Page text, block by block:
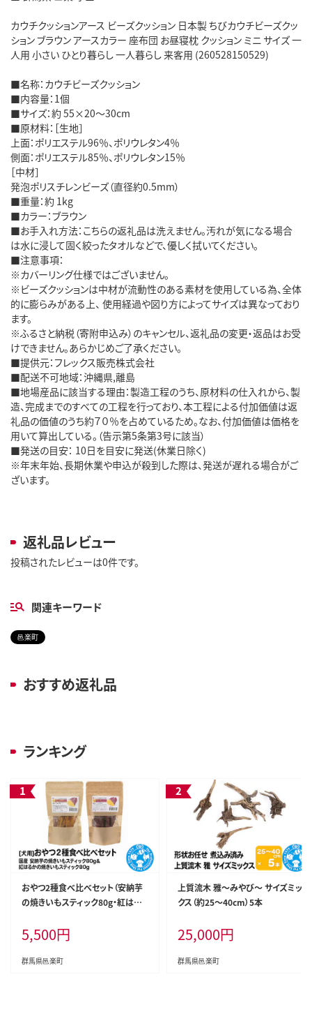
カウチクッションアース ビーズクッション 日本製 ちびカウチビーズクッ
ション ブラウン アースカラー 座布団 お昼寝枕 クッション ミニ サイズ 一
人用 小さい ひとり暮らし 一人暮らし 来客用 (260528150529)
■名称：カウチビーズクッション
■内容量：1個
■サイズ：約 55×20～30cm
■原材料：［生地］
上面：ポリエステル96％、ポリウレタン4％
側面：ポリエステル85％、ポリウレタン15％
［中材］
発泡ポリスチレンビーズ（直径約0.5mm）
■重量：約 1kg
■カラー：ブラウン
■お手入れ方法：こちらの返礼品は洗えません。汚れが気になる場合
は水に浸して固く絞ったタオルなどで、優しく拭いてください。
■注意事項：
※カバーリング仕様ではございません。
※ビーズクッションは中材が流動性のある素材を使用している為、全体
的に膨らみがある上、 使用経過や図り方によってサイズは異なっており
ます。
※ふるさと納税（寄附申込み）のキャンセル、返礼品の変更・返品はお受
けできません。あらかじめご了承ください。
■提供元：フレックス販売株式会社
■配送不可地域：沖縄県,離島
■地場産品に該当する理由：製造工程のうち、原材料の仕入れから、製
造、完成までのすべての工程を行っており、本工程による付加価値は返
礼品の価値のうち約７０％を占めているため。なお、付加価値は価格を
用いて算出している。（告示第5条第3号に該当）
■発送の目安： 10日を目安に発送(休業日除く)
※年末年始、長期休業や申込が殺到した際は、発送が遅れる場合がご
ざいます。
返礼品レビュー
投稿されたレビューは0件です。
関連キーワード
邑楽町
おすすめ返礼品
ランキング
おやつ2種食べ比べセット（安納芋
の焼きいもスティック80g・紅はる
1袋
5,500円
群馬県邑楽町
上質流木 雅～みやび～ サイズミッ
クス（約25～40cm）5本
25,000円
群馬県邑楽町